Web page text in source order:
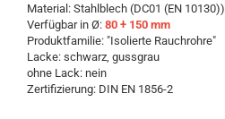
Material: Stahlblech (DC01 (EN 10130))
Verfügbar in Ø: 80 + 150 mm
Produktfamilie: "Isolierte Rauchrohre"
Lacke: schwarz, gussgrau
ohne Lack: nein
Zertifizierung: DIN EN 1856-2